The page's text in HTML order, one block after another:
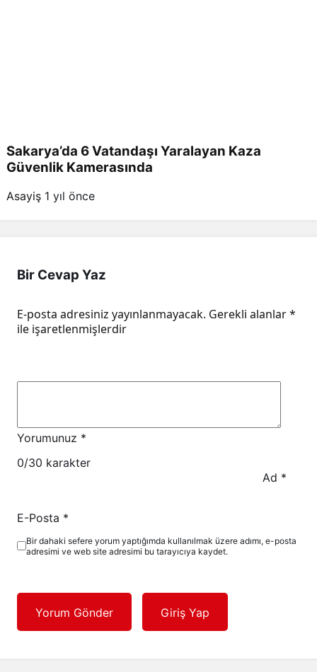
Sakarya’da 6 Vatandaşı Yaralayan Kaza
Güvenlik Kamerasında
Asayiş 1 yıl önce
Bir Cevap Yaz
E-posta adresiniz yayınlanmayacak. Gerekli alanlar*
ile işaretlenmişlerdir
Yorumunuz *
0/30 karakter
Ad *
E-Posta *
Bir dahaki sefere yorum yaptığımda kullanılmak üzere adımı, e-posta
adresimi ve web site adresimi bu tarayıcıya kaydet.
Yorum Gönder Giriş Yap